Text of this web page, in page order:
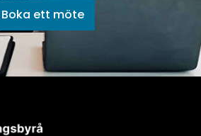
Boka ett möte